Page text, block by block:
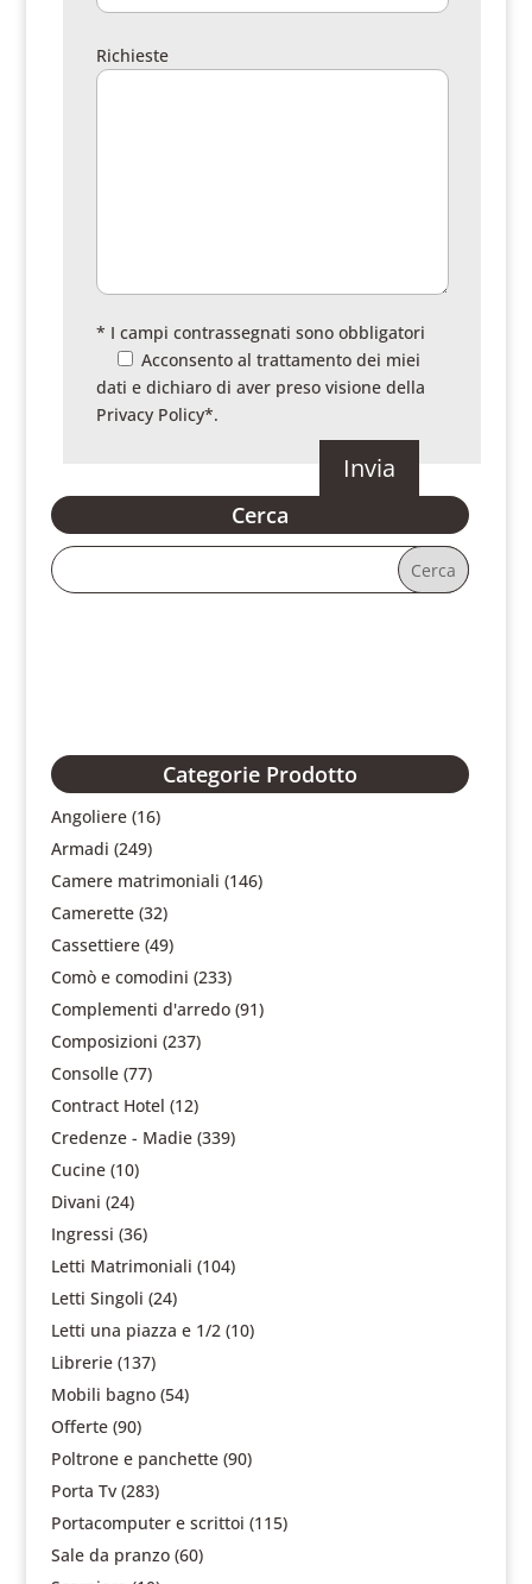
Richieste
* I campi contrassegnati sono obbligatori
Acconsento al trattamento dei miei
dati e dichiaro di aver preso visione della
Privacy Policy*.
Cerca
Categorie Prodotto
Angoliere (16)
Armadi (249)
Camere matrimoniali (146)
Camerette (32)
Cassettiere (49)
Comò e comodini (233)
Complementi d'arredo (91)
Composizioni (237)
Consolle (77)
Contract Hotel (12)
Credenze - Madie (339)
Cucine (10)
Divani (24)
Ingressi (36)
Letti Matrimoniali (104)
Letti Singoli (24)
Letti una piazza e 1/2 (10)
Librerie (137)
Mobili bagno (54)
Offerte (90)
Poltrone e panchette (90)
Porta Tv (283)
Portacomputer e scrittoi (115)
Sale da pranzo (60)